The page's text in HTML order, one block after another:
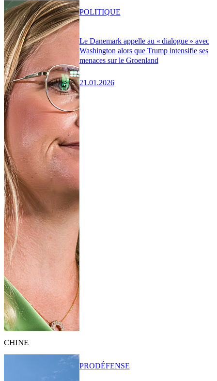
Le Danemark appelle au « dialogue » avec
Washington alors que Trump intensifie ses
menaces sur le Groenland
21.01.2026
POLITIQUE
CHINE
PRODÉFENSE